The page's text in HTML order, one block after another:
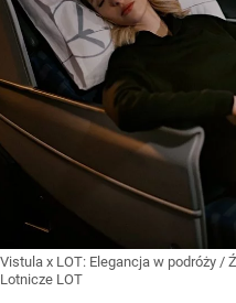
Vistula x LOT: Elegancja w podróży /
Lotnicze LOT